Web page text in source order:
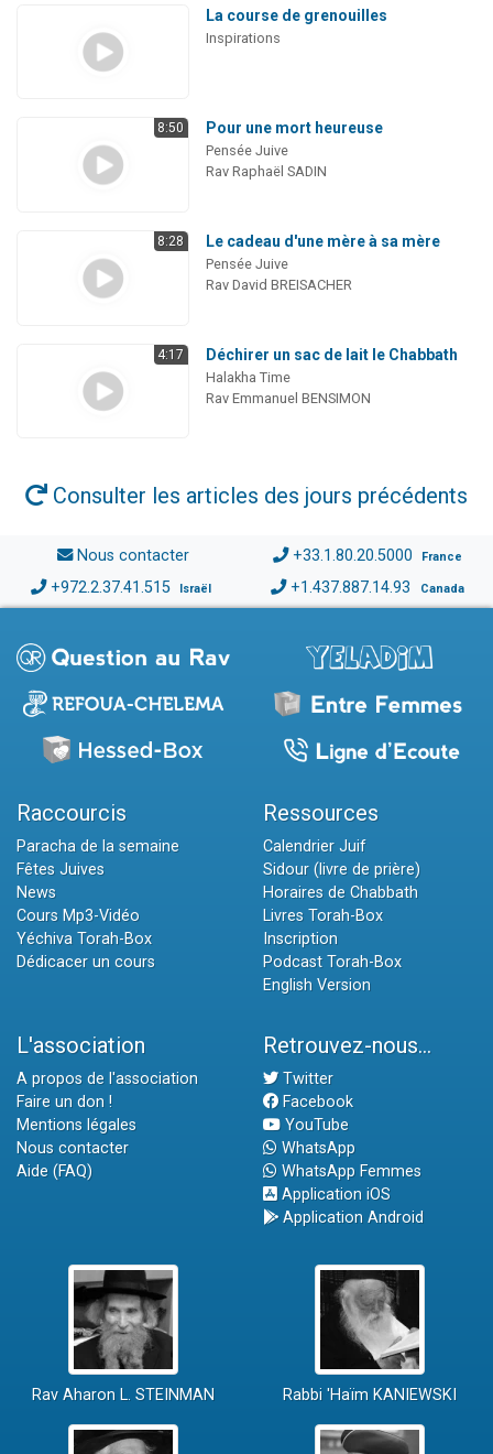
La course de grenouilles
Inspirations
8:50 Pour une mort heureuse
Pensée Juive
Rav Raphaël SADIN
8:28 Le cadeau d'une mère à sa mère
Pensée Juive
Rav David BREISACHER
4:17 Déchirer un sac de lait le Chabbath
Halakha Time
Rav Emmanuel BENSIMON
Consulter les articles des jours précédents
Nous contacter +33.1.80.20.5000 France
+972.2.37.41.515 Israël +1.437.887.14.93 Canada
Raccourcis
Paracha de la semaine
Fêtes Juives
News
Cours Mp3-Vidéo
Yéchiva Torah-Box
Dédicacer un cours
Ressources
Calendrier Juif
Sidour (livre de prière)
Horaires de Chabbath
Livres Torah-Box
Inscription
Podcast Torah-Box
English Version
L'association
A propos de l'association
Faire un don !
Mentions légales
Nous contacter
Aide (FAQ)
Retrouvez-nous...
Twitter
Facebook
YouTube
WhatsApp
WhatsApp Femmes
Application iOS
Application Android
Rav Aharon L. STEINMAN Rabbi 'Haïm KANIEWSKI